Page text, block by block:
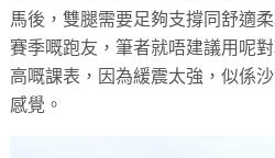
馬後，雙腿需要足夠支撐同舒適
賽季嘅跑友，筆者就唔建議用呢
高嘅課表，因為緩震太強，似係
感覺。